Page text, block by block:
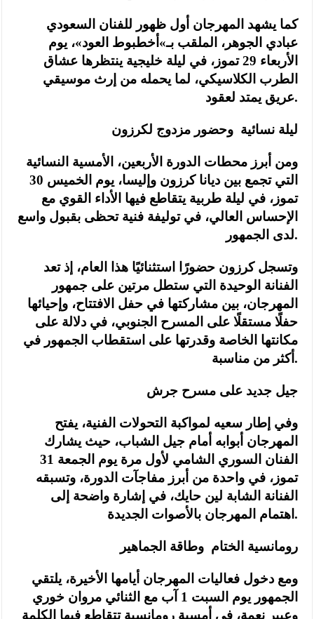
كما يشهد المهرجان أول ظهور للفنان السعودي
عبادي الجوهر، الملقب بـ»أخطبوط العود»، يوم
الأربعاء 29 تموز، في ليلة خليجية ينتظرها عشاق
الطرب الكلاسيكي، لما يحمله من إرث موسيقي
عريق يمتد لعقود.
ليلة نسائية وحضور مزدوج لكرزون
ومن أبرز محطات الدورة الأربعين، الأمسية النسائية
التي تجمع بين ديانا كرزون وإليسا، يوم الخميس 30
تموز، في ليلة طربية يتقاطع فيها الأداء القوي مع
الإحساس العالي، في توليفة فنية تحظى بقبول واسع
لدى الجمهور.
وتسجل كرزون حضورًا استثنائيًا هذا العام، إذ تعد
الفنانة الوحيدة التي ستطل مرتين على جمهور
المهرجان، بين مشاركتها في حفل الافتتاح، وإحيائها
حفلًا مستقلًا على المسرح الجنوبي، في دلالة على
مكانتها الخاصة وقدرتها على استقطاب الجمهور في
أكثر من مناسبة.
جيل جديد على مسرح جرش
وفي إطار سعيه لمواكبة التحولات الفنية، يفتح
المهرجان أبوابه أمام جيل الشباب، حيث يشارك
الفنان السوري الشامي لأول مرة يوم الجمعة 31
تموز، في واحدة من أبرز مفاجآت الدورة، وتسبقه
الفنانة الشابة لين حايك، في إشارة واضحة إلى
اهتمام المهرجان بالأصوات الجديدة.
رومانسية الختام وطاقة الجماهير
ومع دخول فعاليات المهرجان أيامها الأخيرة، يلتقي
الجمهور يوم السبت 1 آب مع الثنائي مروان خوري
وعبير نعمة، في أمسية رومانسية تتقاطع فيها الكلمة